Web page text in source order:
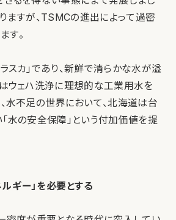
ますが、TSMCの進出によって過密
す。
スカ」であり、新鮮で清らかな水が溢
ウェハ洗浄に理想的な工業用水を
水不足の世界において、北海道は台
水の安全保障」という付加価値を提
ギー」を必要とする